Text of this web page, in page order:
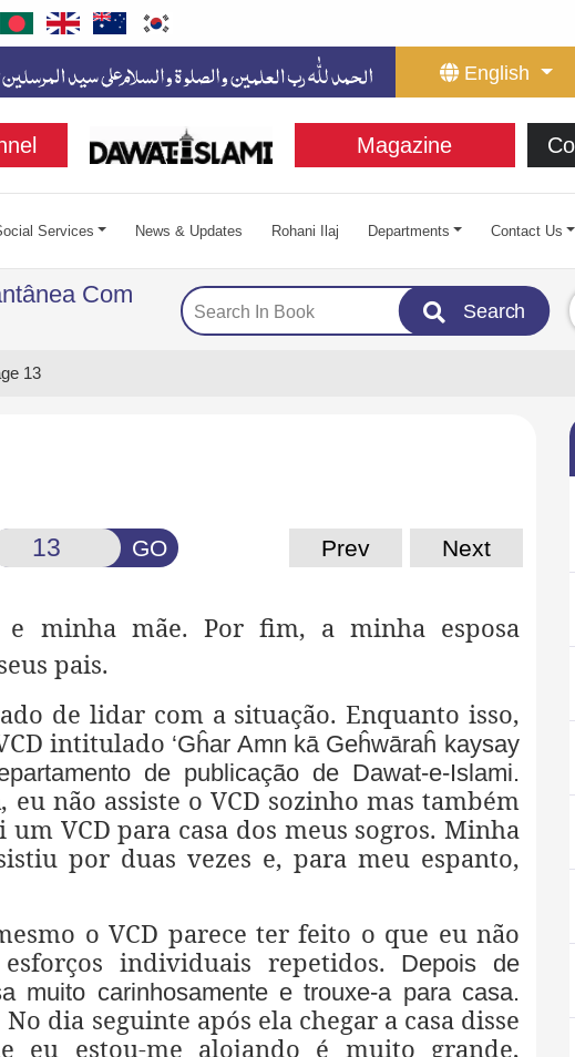
English
Magazine
Services News & Updates Rohani Ilaj Departments Contact Us
Com
Search
13
GO Prev Next
minha mãe. Por fim, a minha esposa
pais.
de lidar com a situação. Enquanto isso,
intitulado ‘Gĥar Amn kā Geĥwāraĥ kaysay
de publicação de Dawat-e-Islami.
, eu não assiste o VCD sozinho mas também
VCD para casa dos meus sogros. Minha
por duas vezes e, para meu espanto,
o VCD parece ter feito o que eu não
individuais repetidos. Depois de
muito carinhosamente e trouxe-a para casa.
No dia seguinte após ela chegar a casa disse
eu estou-me alojando é muito grande,